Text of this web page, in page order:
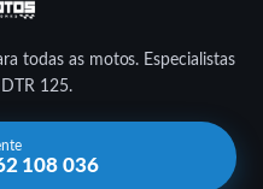
todas as motos. Especialistas
DTR 125.
108 036